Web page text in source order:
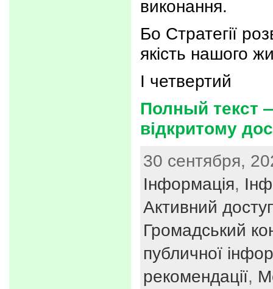
виконання.
Бо Стратегії
якість нашого
І четвертий
Полный текст
відкритому
30 сентября,
Інформація,
Активний
Громадський
публичної
рекомендації,